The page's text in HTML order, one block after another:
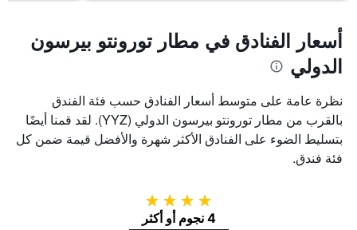
أسعار الفنادق في مطار تورونتو بيرسون
الدولي
نظرة عامة على متوسط أسعار الفنادق حسب فئة الفندق
بالقرب من مطار تورونتو بيرسون الدولي (YYZ). لقد قمنا أيضًا
بتسليط الضوء على الفنادق الأكثر شهرة والأفضل قيمة ضمن كل
فئة فندق.
4 نجوم
4 نجوم أو أكثر